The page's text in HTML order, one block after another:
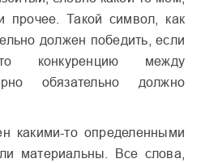
прочее. Такой символ, как
должен победить, если
то конкуренцию между
обязательно должно
какими-то определенными
материальны. Все слова,